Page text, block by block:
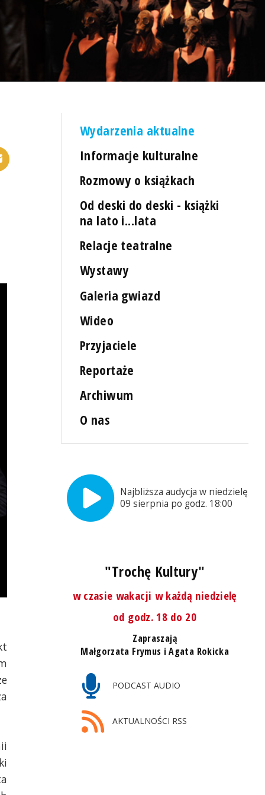
Wydarzenia aktualne
Informacje kulturalne
Rozmowy o książkach
Od deski do deski - książki
na lato i...lata
Relacje teatralne
Wystawy
Galeria gwiazd
Wideo
Przyjaciele
Reportaże
Archiwum
O nas
Najbliższa audycja w niedzielę,
09 sierpnia po godz. 18:00
"Trochę Kultury"
w czasie wakacji w każdą niedzielę
od godz. 18 do 20
Zapraszają
Małgorzata Frymus i Agata Rokicka
PODCAST AUDIO
AKTUALNOŚCI RSS